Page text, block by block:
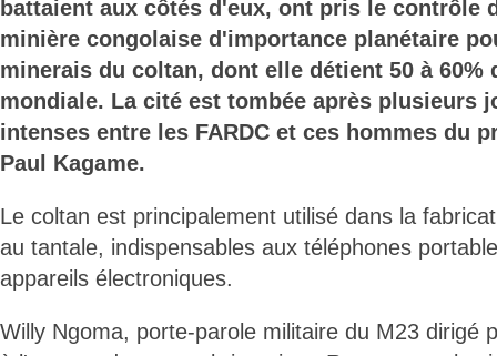
battaient aux côtés d'eux, ont pris le contrôle
minière congolaise d'importance planétaire
minerais du coltan, dont elle détient 50 à 60%
mondiale. La cité est tombée après plusieurs
intenses entre les FARDC et ces hommes du
Paul Kagame.
Le coltan est principalement utilisé dans la
au tantale, indispensables aux téléphones
appareils électroniques.
Willy Ngoma, porte-parole militaire du M23 dirigé